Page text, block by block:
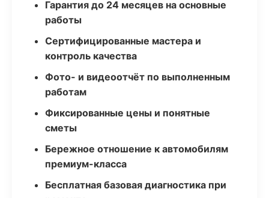
Гарантия до 24 месяцев на основные
работы
Сертифицированные мастера и
контроль качества
Фото- и видеоотчёт по выполненным
работам
Фиксированные цены и понятные
сметы
Бережное отношение к автомобилям
премиум-класса
Бесплатная базовая диагностика при